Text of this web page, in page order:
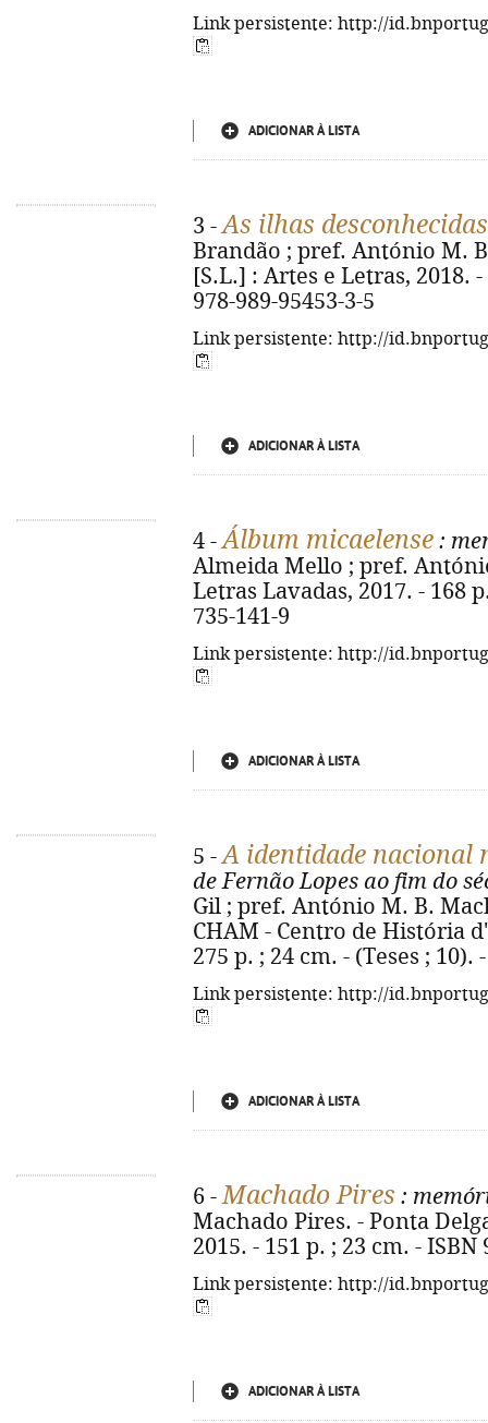
Link persistente: http://
ADICIONAR À LISTA
3 -As ilhas desconhecidas
Brandão ; pref. António M.
[S.L.] : Artes e Letras, 2018.
978-989-95453-3-5
Link persistente: http://
ADICIONAR À LISTA
4 -Álbum micaelense :
Almeida Mello ; pref.
Letras Lavadas, 2017. - 168
735-141-9
Link persistente: http://
ADICIONAR À LISTA
5 -A identidade nacional
de Fernão Lopes ao fim do
Gil ; pref. António M. B.
CHAM - Centro de História
275 p. ; 24 cm. - (Teses ; 10).
Link persistente: http://
ADICIONAR À LISTA
6 -Machado Pires :
Machado Pires. - Ponta
2015. - 151 p. ; 23 cm. - ISBN
Link persistente: http://
ADICIONAR À LISTA